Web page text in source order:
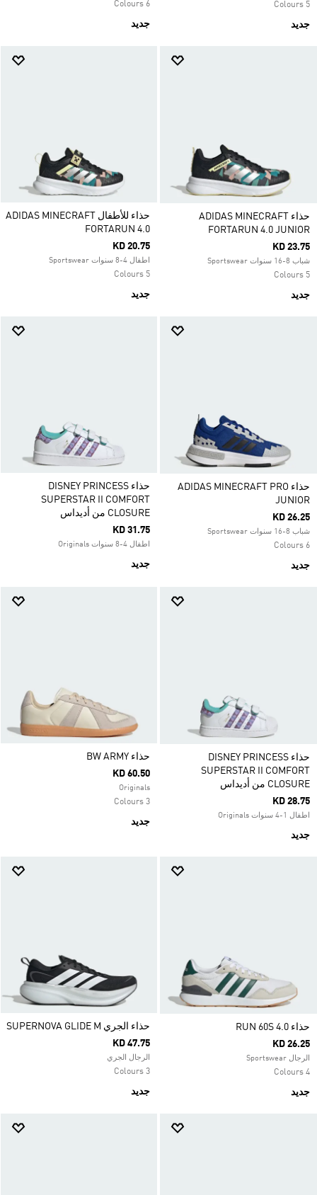
5 Colours
جديد
6 Colours
جديد
حذاء ADIDAS MINECRAFT
FORTARUN 4.0 JUNIOR
KD 23.75
شباب 8-16 سنوات Sportswear
5 Colours
جديد
حذاء للأطفال ADIDAS MINECRAFT
FORTARUN 4.0
KD 20.75
اطفال 4-8 سنوات Sportswear
5 Colours
جديد
حذاء ADIDAS MINECRAFT PRO
JUNIOR
KD 26.25
شباب 8-16 سنوات Sportswear
6 Colours
جديد
حذاء DISNEY PRINCESS
SUPERSTAR II COMFORT
CLOSURE من أديداس
KD 31.75
اطفال 4-8 سنوات Originals
جديد
حذاء DISNEY PRINCESS
SUPERSTAR II COMFORT
CLOSURE من أديداس
KD 28.75
اطفال 1-4 سنوات Originals
جديد
حذاء ‏BW ARMY
KD 60.50
Originals
3 Colours
جديد
حذاء RUN 60S 4.0
KD 26.25
الرجال Sportswear
4 Colours
جديد
حذاء الجري SUPERNOVA GLIDE M
KD 47.75
الرجال الجري
3 Colours
جديد